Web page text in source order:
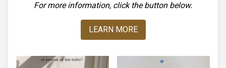
For more information, click the button below.
LEARN MORE